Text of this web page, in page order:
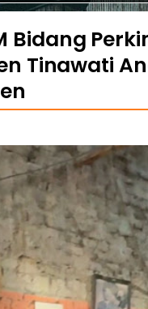
Bidang
Tinawati